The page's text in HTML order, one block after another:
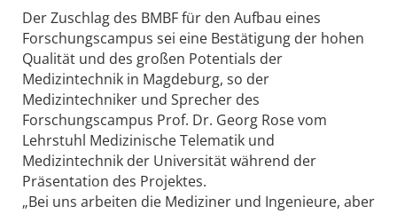
Der Zuschlag des BMBF für den Aufbau eines
Forschungscampus sei eine Bestätigung der hohen
Qualität und des großen Potentials der
Medizintechnik in Magdeburg, so der
Medizintechniker und Sprecher des
Forschungscampus Prof. Dr. Georg Rose vom
Lehrstuhl Medizinische Telematik und
Medizintechnik der Universität während der
Präsentation des Projektes.
„Bei uns arbeiten die Mediziner und Ingenieure, aber